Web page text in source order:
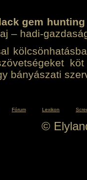
gem hunting
– hadi-
bányászati
Fórum Lexikon
©